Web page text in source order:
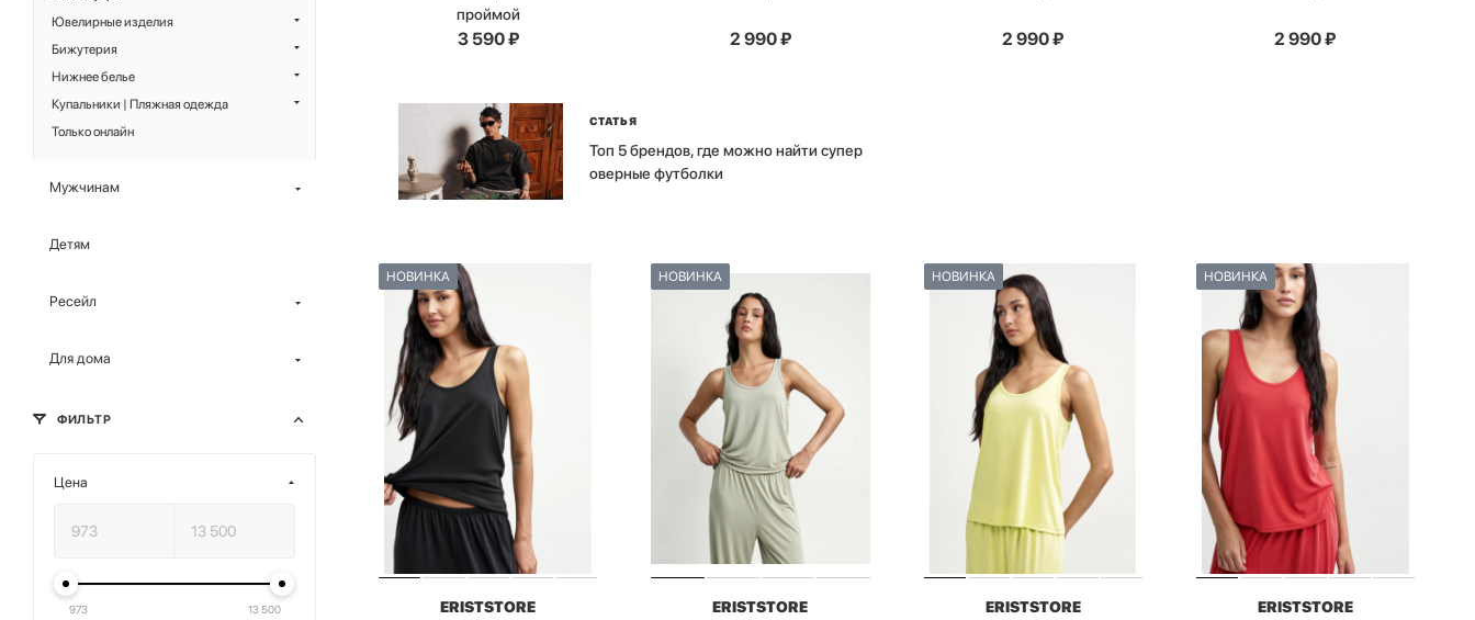
проймой
3 590₽ 2 990₽ 2 990₽ 2 990₽
СТАТЬЯ
Топ 5 брендов, где можно найти супер
оверные футболки
НОВИНКА
ERISTSTORE
НОВИНКА
ERISTSTORE
НОВИНКА
ERISTSTORE
НОВИНКА
ERISTSTORE
Ювелирные изделия
Бижутерия
Нижнее белье
Купальники | Пляжная одежда
Только онлайн
Мужчинам
Детям
Ресейл
Для дома
ФИЛЬТР
Цена
973 13 500